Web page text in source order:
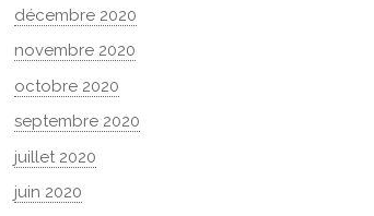
décembre 2020
novembre 2020
octobre 2020
septembre 2020
juillet 2020
juin 2020